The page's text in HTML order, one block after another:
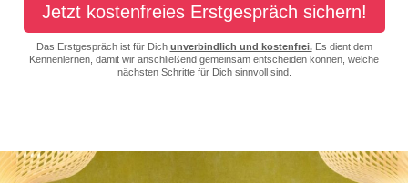
Jetzt kostenfreies Erstgespräch sichern!
Das Erstgespräch ist für Dich unverbindlich und kostenfrei.Es dient dem
Kennenlernen, damit wir anschließend gemeinsam entscheiden können, welche
nächsten Schritte für Dich sinnvoll sind.